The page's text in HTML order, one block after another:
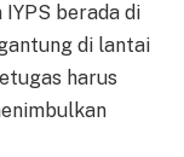
berada di
di lantai
harus